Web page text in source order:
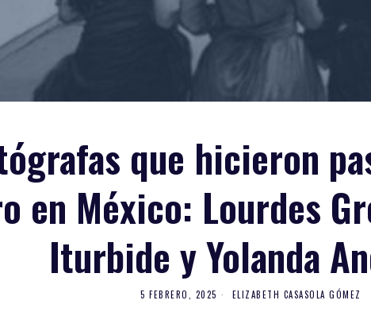
que hicieron
en México: Lourdes
Iturbide y Yolanda
5 FEBRERO, 2025 ELIZABETH CASASOLA GÓMEZ